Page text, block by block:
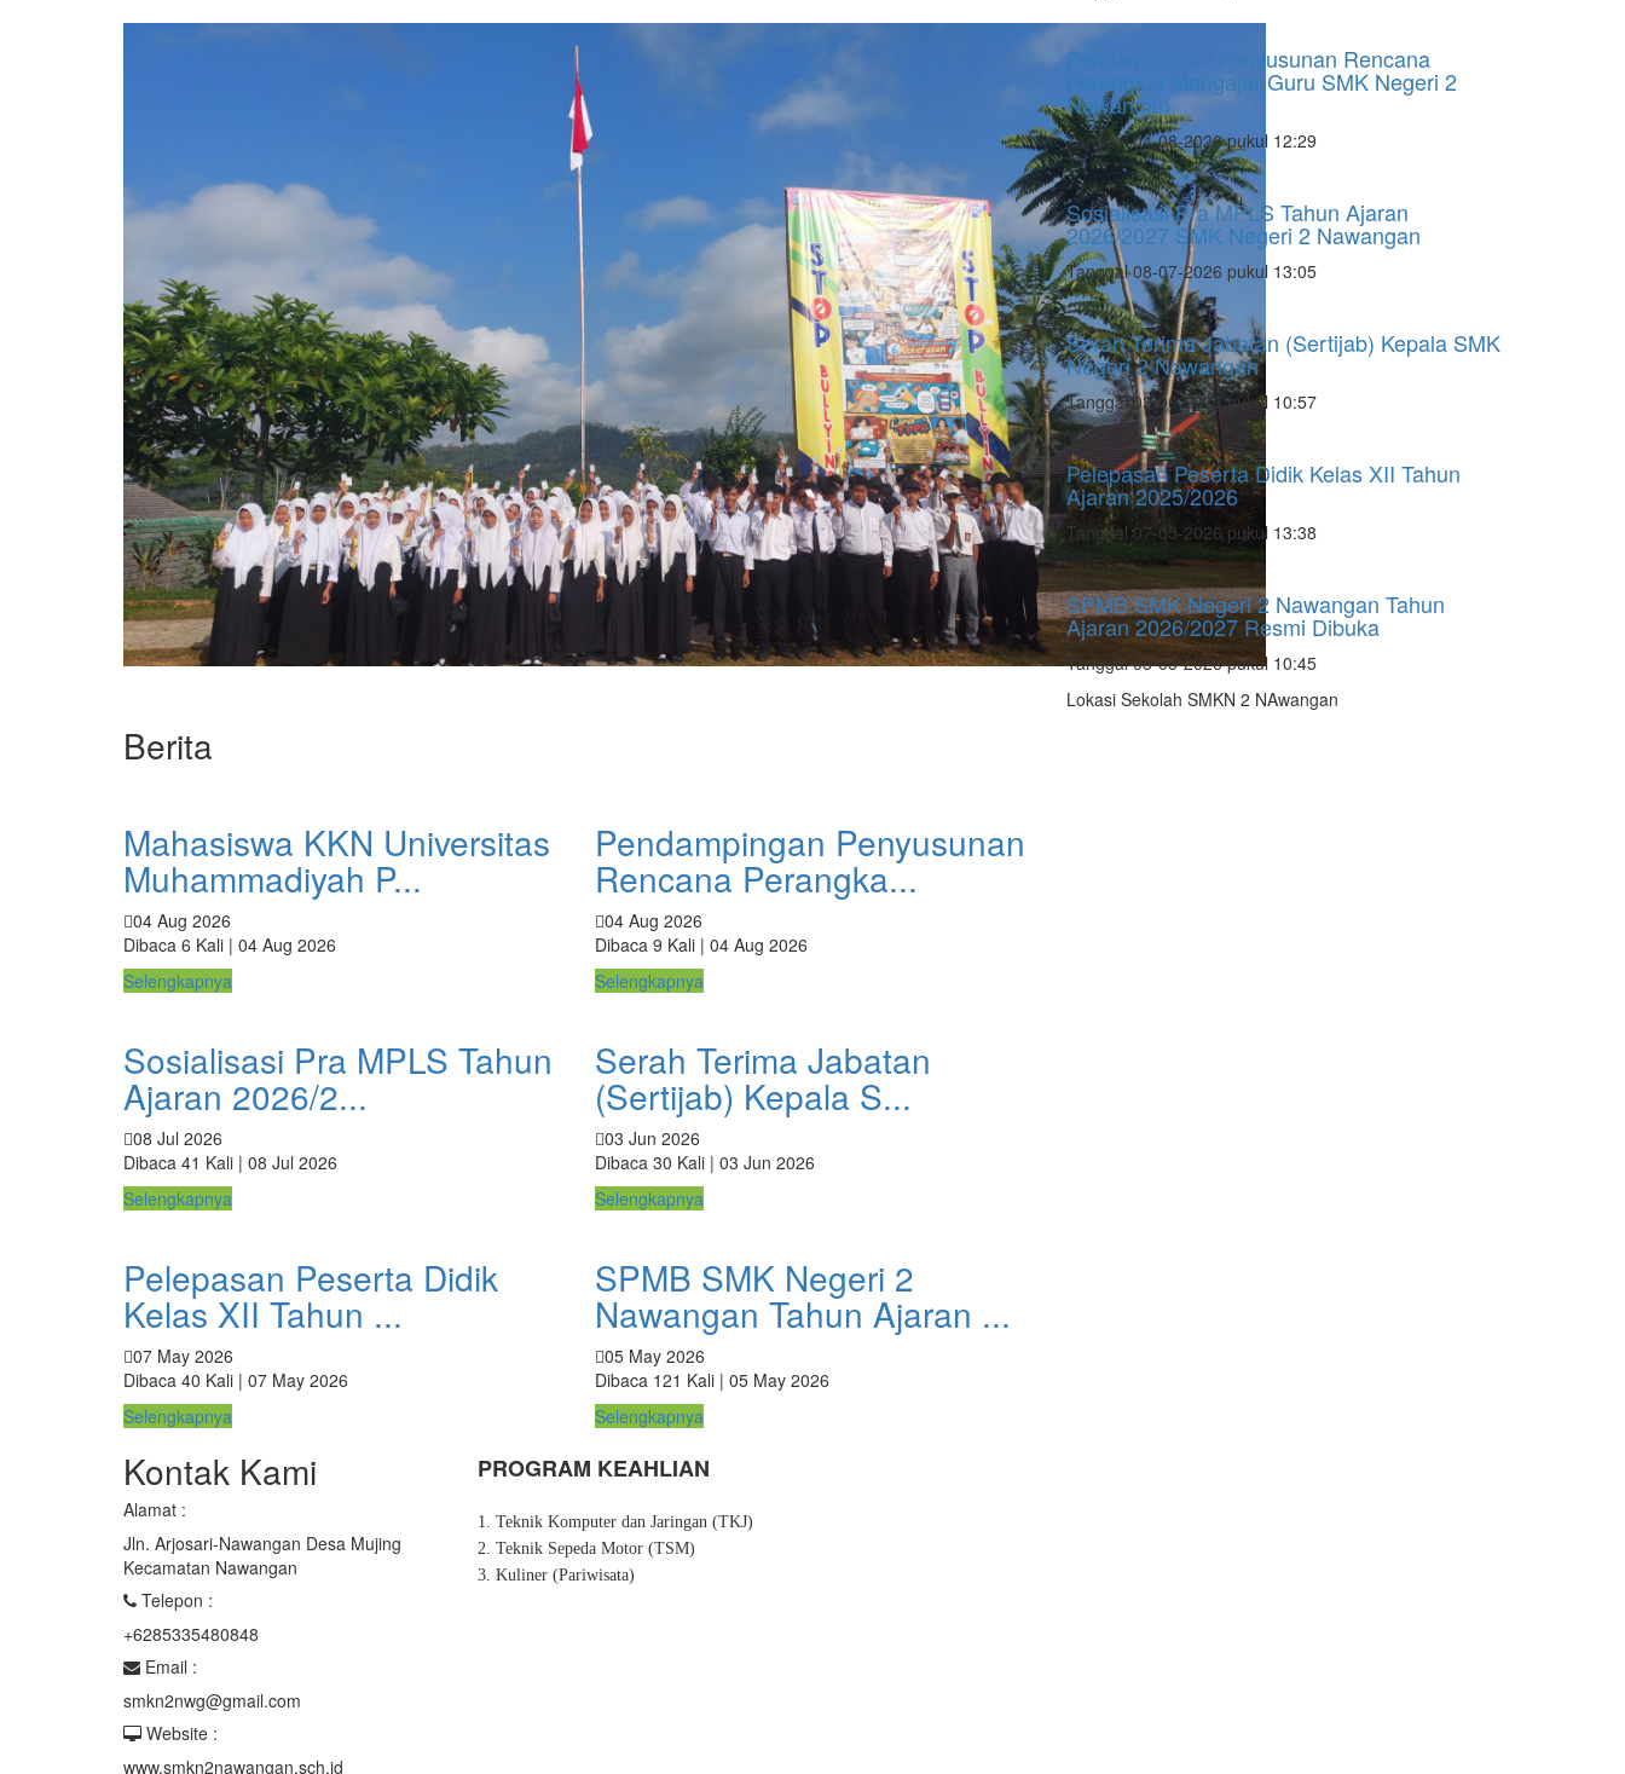
Berita
Mahasiswa KKN Universitas
Muhammadiyah P...
04 Aug 2026
Dibaca 6 Kali | 04 Aug 2026
Selengkapnya
Pendampingan Penyusunan
Rencana Perangka...
04 Aug 2026
Dibaca 9 Kali | 04 Aug 2026
Selengkapnya
Sosialisasi Pra MPLS Tahun
Ajaran 2026/2...
08 Jul 2026
Dibaca 41 Kali | 08 Jul 2026
Selengkapnya
Serah Terima Jabatan
(Sertijab) Kepala S...
03 Jun 2026
Dibaca 30 Kali | 03 Jun 2026
Selengkapnya
Pelepasan Peserta Didik
Kelas XII Tahun ...
07 May 2026
Dibaca 40 Kali | 07 May 2026
Selengkapnya
SPMB SMK Negeri 2
Nawangan Tahun Ajaran ...
05 May 2026
Dibaca 121 Kali | 05 May 2026
Selengkapnya
Pendampingan Penyusunan Rencana
Perangkat Mengajar Guru SMK Negeri 2
Nawangan
Tanggal 04-08-2026 pukul 12:29
Sosialisasi Pra MPLS Tahun Ajaran
2026/2027 SMK Negeri 2 Nawangan
Tanggal 08-07-2026 pukul 13:05
Serah Terima Jabatan (Sertijab) Kepala SMK
Negeri 2 Nawangan
Tanggal 03-06-2026 pukul 10:57
Pelepasan Peserta Didik Kelas XII Tahun
Ajaran 2025/2026
Tanggal 07-05-2026 pukul 13:38
SPMB SMK Negeri 2 Nawangan Tahun
Ajaran 2026/2027 Resmi Dibuka
Tanggal 05-05-2026 pukul 10:45
Lokasi Sekolah SMKN 2 NAwangan
Kontak Kami
Alamat :
Jln. Arjosari-Nawangan Desa Mujing
Kecamatan Nawangan
Telepon :
+6285335480848
Email :
smkn2nwg@gmail.com
Website :
www.smkn2nawangan.sch.id
PROGRAM KEAHLIAN
1. Teknik Komputer dan Jaringan (TKJ)
2. Teknik Sepeda Motor (TSM)
3. Kuliner (Pariwisata)